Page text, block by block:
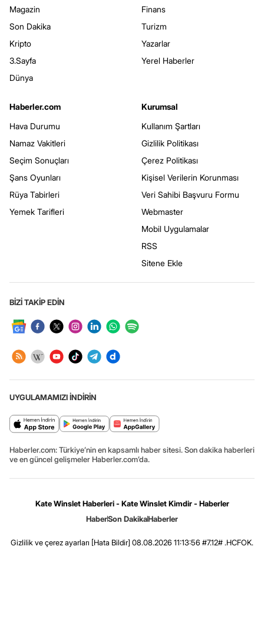
Magazin
Son Dakika
Kripto
3.Sayfa
Dünya
Finans
Turizm
Yazarlar
Yerel Haberler
Haberler.com
Hava Durumu
Namaz Vakitleri
Seçim Sonuçları
Şans Oyunları
Rüya Tabirleri
Yemek Tarifleri
Kurumsal
Kullanım Şartları
Gizlilik Politikası
Çerez Politikası
Kişisel Verilerin Korunması
Veri Sahibi Başvuru Formu
Webmaster
Mobil Uygulamalar
RSS
Sitene Ekle
BİZİ TAKİP EDİN
UYGULAMAMIZI İNDİRİN
Haberler.com: Türkiye’nin en kapsamlı haber sitesi. Son dakika haberleri
ve en güncel gelişmeler Haberler.com’da.
Kate Winslet Haberleri - Kate Winslet Kimdir - Haberler
HaberSon DakikaHaberler
Gizlilik ve çerez ayarları [Hata Bildir] 08.08.2026 11:13:56 #7.12# .HCFOK.